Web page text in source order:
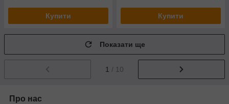
Купити Купити
Показати ще
1 / 10
Про нас